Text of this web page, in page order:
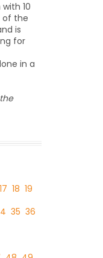
10
of the
is
for
in a
17 18 19
35 36